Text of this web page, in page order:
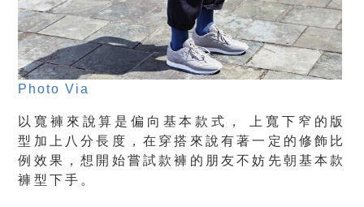
Photo Via
以寬褲來說算是偏向基本款式， 上寬下窄的版
型加上八分長度，在穿搭來說有著一定的修飾比
例效果，想開始嘗試款褲的朋友不妨先朝基本款
褲型下手。